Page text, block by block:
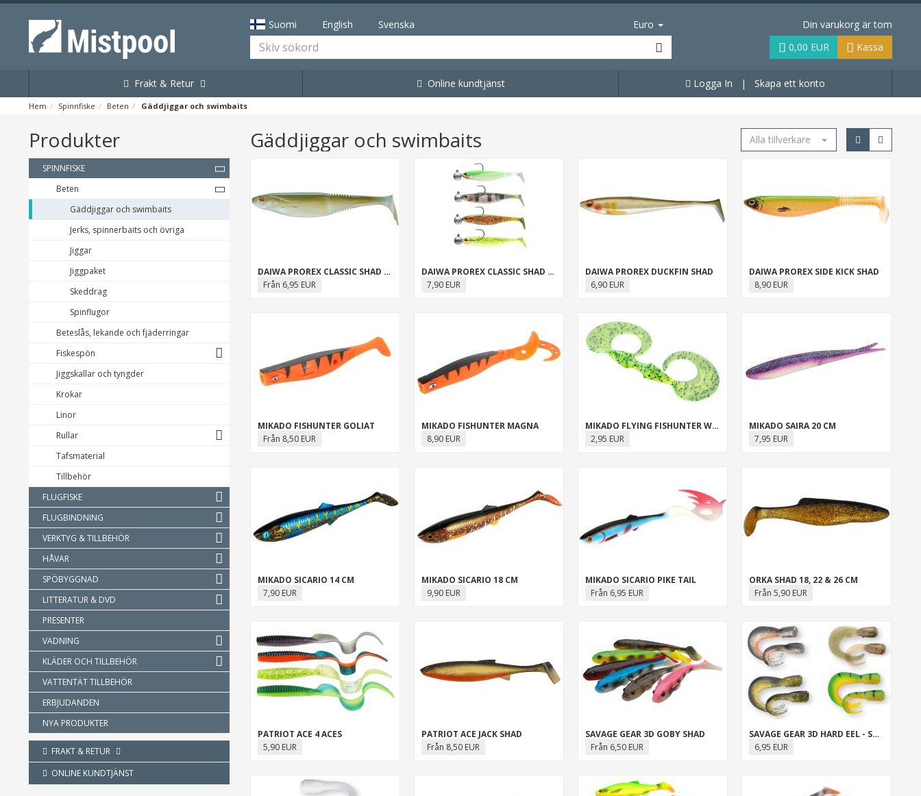
Suomi English Svenska Euro
Din varukorg är tom
0,00 EUR
Kassa
Frakt & Retur Online kundtjänst Logga In | Skapa ett konto
Hem Spinnfiske Beten Gäddjiggar och swimbaits
Produkter
SPINNFISKE
Beten
Gäddjiggar och swimbaits
Jerks, spinnerbaits och övriga
Jiggar
Jiggpaket
Skeddrag
Spinflugor
Beteslås, lekande och fjäderringar
Fiskespön
Jiggskallar och tyngder
Krokar
Linor
Rullar
Tafsmaterial
Tillbehör
FLUGFISKE
FLUGBINDNING
VERKTYG & TILLBEHÖR
HÅVAR
SPÖBYGGNAD
LITTERATUR & DVD
PRESENTER
VADNING
KLÄDER OCH TILLBEHÖR
VATTENTÄT TILLBEHÖR
ERBJUDANDEN
NYA PRODUKTER
FRAKT & RETUR
ONLINE KUNDTJÄNST
Gäddjiggar och swimbaits Alla tillverkare
DAIWA PROREX CLASSIC SHAD DUCKFIN
Från 6,95 EUR
DAIWA PROREX CLASSIC SHAD KITS
7,90 EUR
DAIWA PROREX DUCKFIN SHAD
6,90 EUR
DAIWA PROREX SIDE KICK SHAD
8,90 EUR
MIKADO FISHUNTER GOLIAT
Från 8,50 EUR
MIKADO FISHUNTER MAGNA
8,90 EUR
MIKADO FLYING FISHUNTER WINGS
2,95 EUR
MIKADO SAIRA 20 CM
7,95 EUR
MIKADO SICARIO 14 CM
7,90 EUR
MIKADO SICARIO 18 CM
9,90 EUR
MIKADO SICARIO PIKE TAIL
Från 6,95 EUR
ORKA SHAD 18, 22 & 26 CM
Från 5,90 EUR
PATRIOT ACE 4 ACES
5,90 EUR
PATRIOT ACE JACK SHAD
Från 8,50 EUR
SAVAGE GEAR 3D GOBY SHAD
Från 6,50 EUR
SAVAGE GEAR 3D HARD EEL - SPARE TAILS
6,95 EUR